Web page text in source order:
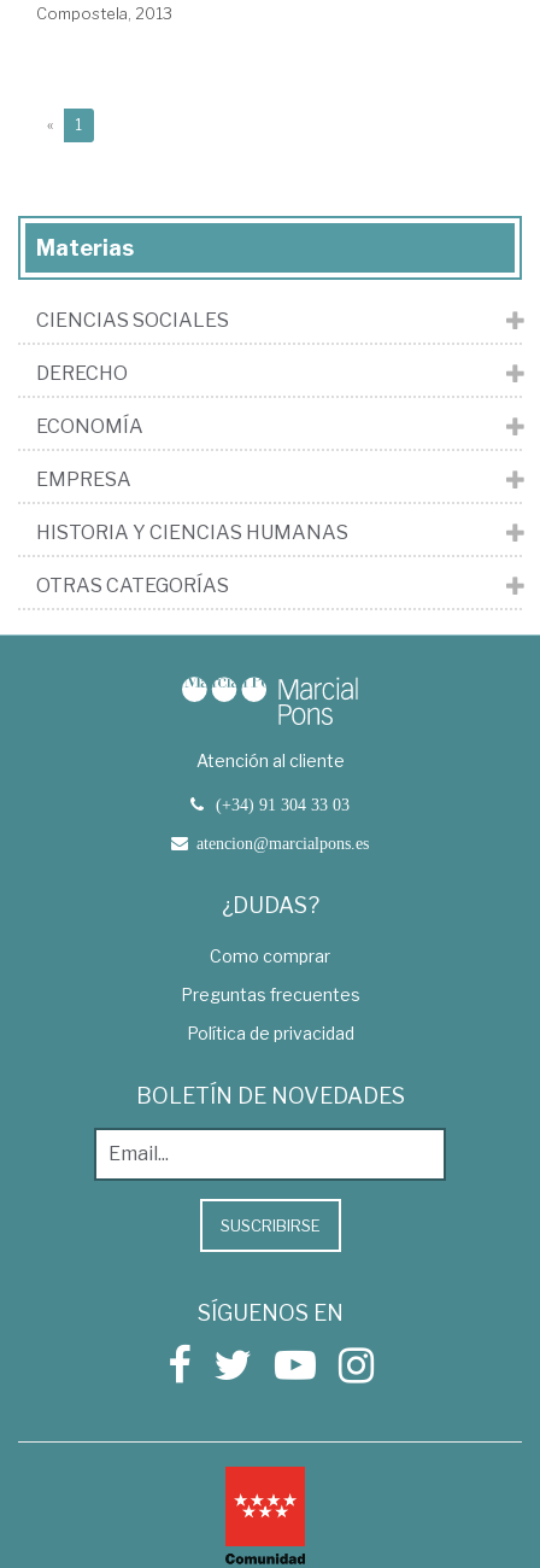
Compostela, 2013
« 1
Materias
CIENCIAS SOCIALES
DERECHO
ECONOMÍA
EMPRESA
HISTORIA Y CIENCIAS HUMANAS
OTRAS CATEGORÍAS
Atención al cliente
(+34) 91 304 33 03
atencion@marcialpons.es
¿DUDAS?
Como comprar
Preguntas frecuentes
Política de privacidad
BOLETÍN DE NOVEDADES
SUSCRIBIRSE
SÍGUENOS EN